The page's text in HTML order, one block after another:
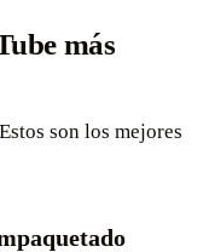
más
son los mejores